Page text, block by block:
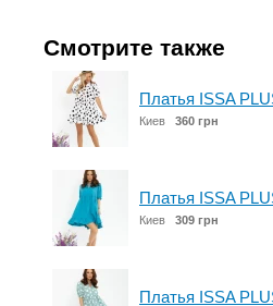
Смотрите также
Платья ISSA
Киев 360 грн
Платья ISSA
Киев 309 грн
Платья ISSA